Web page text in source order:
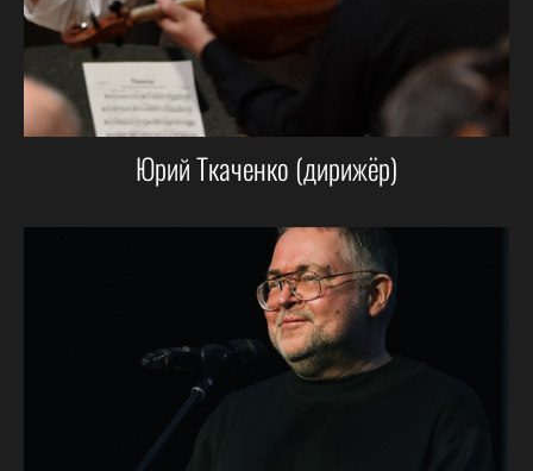
Юрий Ткаченко (дирижёр)